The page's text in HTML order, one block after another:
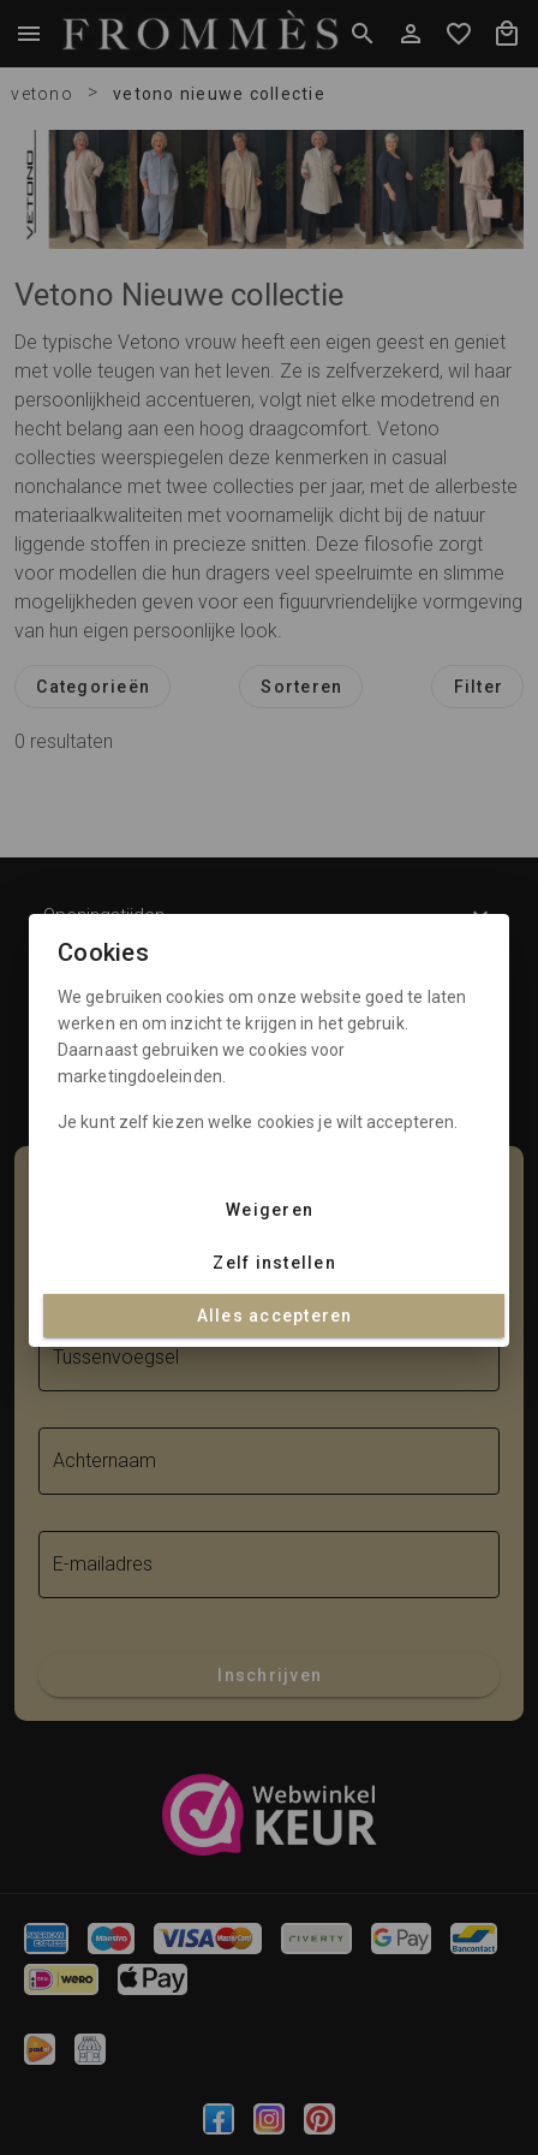
vetono > vetono nieuwe collectie
Vetono Nieuwe collectie
De typische Vetono vrouw heeft een eigen geest en geniet
met volle teugen van het leven. Ze is zelfverzekerd, wil haar
persoonlijkheid accentueren, volgt niet elke modetrend en
hecht belang aan een hoog draagcomfort. Vetono
collecties weerspiegelen deze kenmerken in casual
nonchalance met twee collecties per jaar, met de allerbeste
materiaalkwaliteiten met voornamelijk dicht bij de natuur
liggende stoffen in precieze snitten. Deze filosofie zorgt
voor modellen die hun dragers veel speelruimte en slimme
mogelijkheden geven voor een figuurvriendelijke vormgeving
van hun eigen persoonlijke look.
Categorieën Sorteren Filter
0 resultaten
Openingstijden
Informatie
Contact
Tussenvoegsel
Achternaam
E-mailadres
Inschrijven
Cookies
We gebruiken cookies om onze website goed te laten
werken en om inzicht te krijgen in het gebruik.
Daarnaast gebruiken we cookies voor
marketingdoeleinden.
Je kunt zelf kiezen welke cookies je wilt accepteren.
Weigeren
Zelf instellen
Alles accepteren